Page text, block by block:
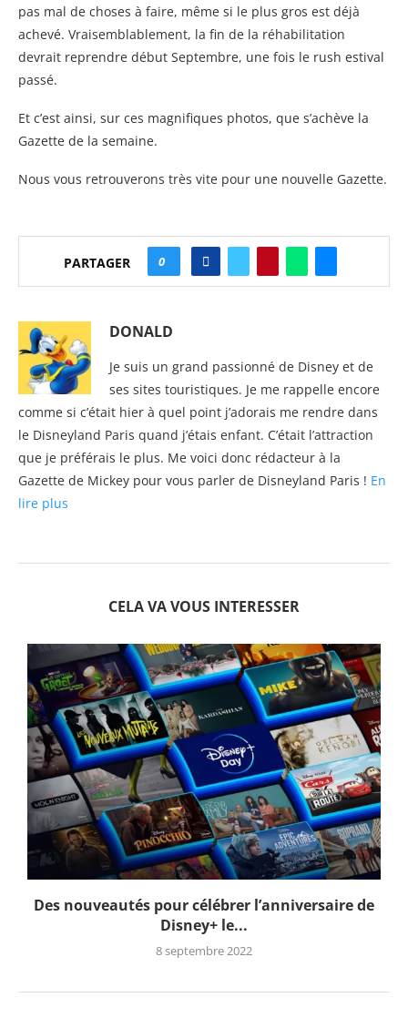
pas mal de choses à faire, même si le plus gros est déjà
achevé. Vraisemblablement, la fin de la réhabilitation
devrait reprendre début Septembre, une fois le rush estival
passé.
Et c’est ainsi, sur ces magnifiques photos, que s’achève la
Gazette de la semaine.
Nous vous retrouverons très vite pour une nouvelle Gazette.
PARTAGER 0
DONALD
Je suis un grand passionné de Disney et de
ses sites touristiques. Je me rappelle encore
comme si c’était hier à quel point j’adorais me rendre dans
le Disneyland Paris quand j’étais enfant. C’était l’attraction
que je préférais le plus. Me voici donc rédacteur à la
Gazette de Mickey pour vous parler de Disneyland Paris ! En
lire plus
CELA VA VOUS INTERESSER
Des nouveautés pour célébrer l’anniversaire de
Disney+ le...
8 septembre 2022